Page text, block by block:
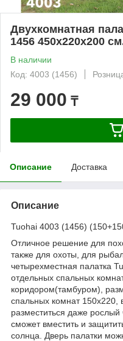
Двухкомнатная
1456 450х220х200
В наличии
Код: 4003 (1456)
29 000 ₸
Описание Доставка
Описание
Tuohai 4003 (1456)
Отличное решение для
также для охоты, для
четырехместная палатка
отдельных спальных
коридором(тамбуром),
спальных комнат 150х220,
разместиться даже
сможет вместить и
солнца. Дверь палатки